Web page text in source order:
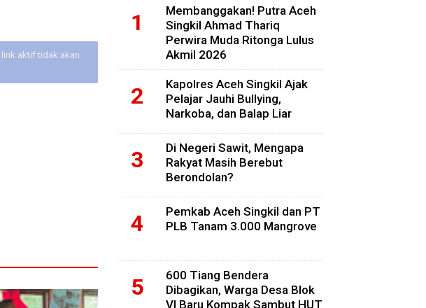
aktif tidak akan
Membanggakan! Putra Aceh
Singkil Ahmad Thariq
Perwira Muda Ritonga Lulus
Akmil 2026
Kapolres Aceh Singkil Ajak
Pelajar Jauhi Bullying,
Narkoba, dan Balap Liar
Di Negeri Sawit, Mengapa
Rakyat Masih Berebut
Berondolan?
Pemkab Aceh Singkil dan PT
PLB Tanam 3.000 Mangrove
600 Tiang Bendera
Dibagikan, Warga Desa Blok
VI Baru Kompak Sambut HUT